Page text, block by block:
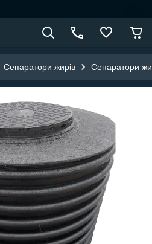
Сепаратори жирів Сепаратори